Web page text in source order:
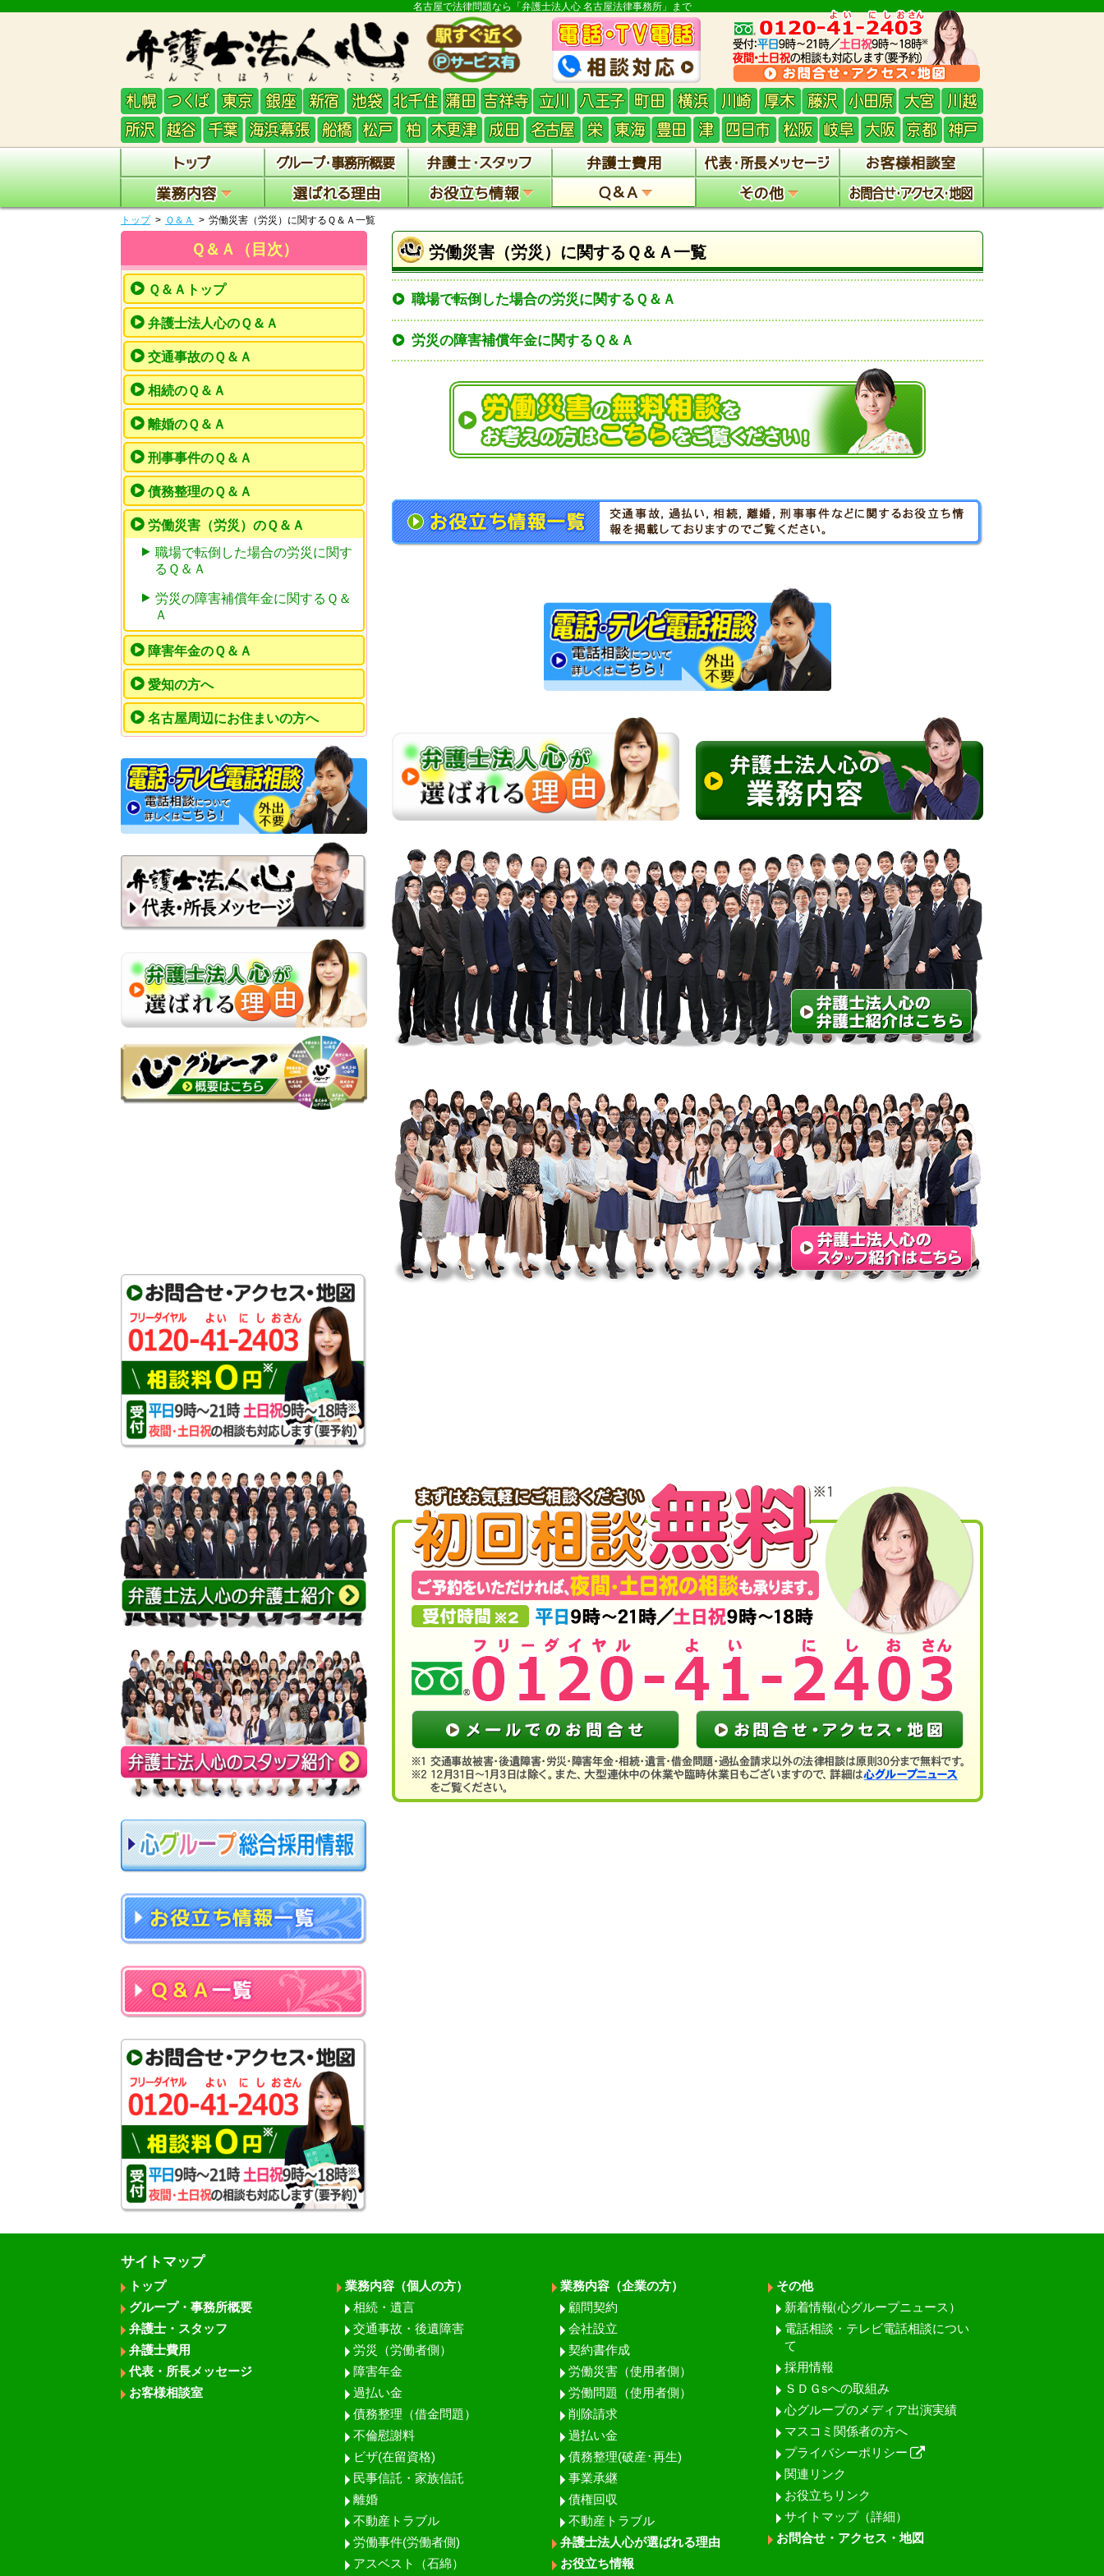
名古屋で法律問題なら「弁護士法人心 名古屋法律事務所」まで
トップ Ｑ＆Ａ 労働災害（労災）に関するＱ＆Ａ一覧
労働災害（労災）に関するＱ＆Ａ一覧
職場で転倒した場合の労災に関するＱ＆Ａ
労災の障害補償年金に関するＱ＆Ａ
Ｑ＆Ａ（目次）
Ｑ＆Ａトップ
弁護士法人心のＱ＆Ａ
交通事故のＱ＆Ａ
相続のＱ＆Ａ
離婚のＱ＆Ａ
刑事事件のＱ＆Ａ
債務整理のＱ＆Ａ
労働災害（労災）のＱ＆Ａ
職場で転倒した場合の労災に関す
るＱ＆Ａ
労災の障害補償年金に関するＱ＆
Ａ
障害年金のＱ＆Ａ
愛知の方へ
名古屋周辺にお住まいの方へ
サイトマップ
トップ
グループ・事務所概要
弁護士・スタッフ
弁護士費用
代表・所長メッセージ
お客様相談室
業務内容（個人の方）
相続・遺言
交通事故・後遺障害
労災（労働者側）
障害年金
過払い金
債務整理（借金問題）
不倫慰謝料
ビザ(在留資格)
民事信託・家族信託
離婚
不動産トラブル
労働事件(労働者側)
アスベスト（石綿）
業務内容（企業の方）
顧問契約
会社設立
契約書作成
労働災害（使用者側）
労働問題（使用者側）
削除請求
過払い金
債務整理(破産･再生)
事業承継
債権回収
不動産トラブル
弁護士法人心が選ばれる理由
お役立ち情報
その他
新着情報（心グループニュース）
電話相談・テレビ電話相談につい
て
採用情報
ＳＤＧsへの取組み
心グループのメディア出演実績
マスコミ関係者の方へ
プライバシーポリシー
関連リンク
お役立ちリンク
サイトマップ（詳細）
お問合せ・アクセス・地図